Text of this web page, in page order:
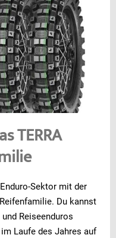
TERRA
Sektor mit der
Reifenfamilie. Du kannst
Reiseenduros
Laufe des Jahres auf